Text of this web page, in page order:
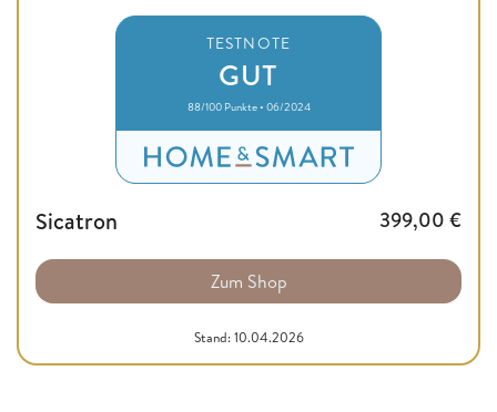
TESTNOTE
GUT
88/100 Punkte • 06/2024
Sicatron 399,00 €
Zum Shop
Stand: 10.04.2026